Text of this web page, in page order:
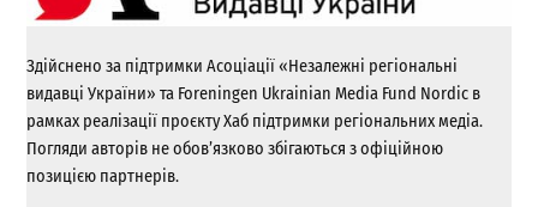
Здійснено за підтримки Асоціації «Незалежні регіональні
видавці України» та Foreningen Ukrainian Media Fund Nordic в
рамках реалізації проєкту Хаб підтримки регіональних медіа.
Погляди авторів не обов’язково збігаються з офіційною
позицією партнерів.